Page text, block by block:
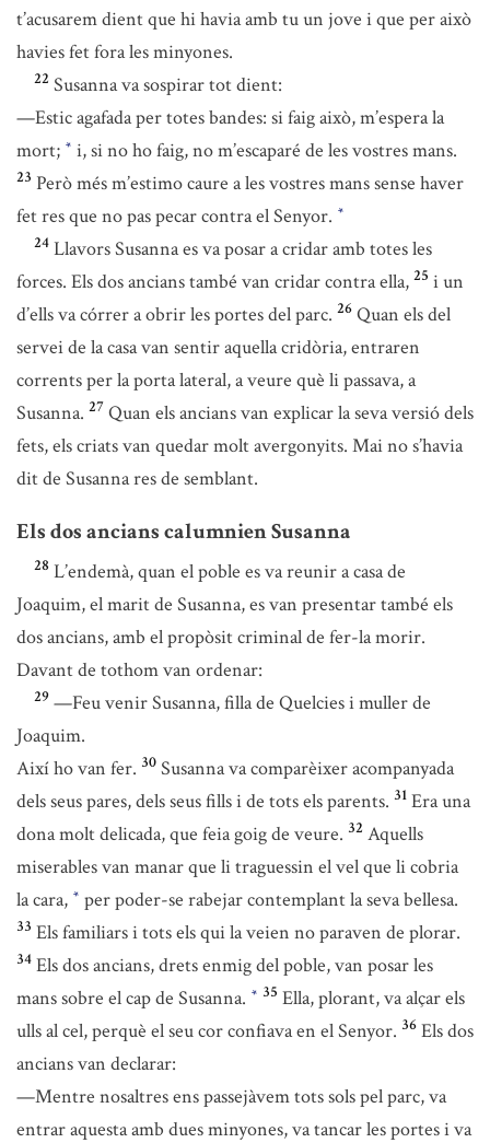
t’acusarem dient que hi havia amb tu un jove i que per això
havies fet fora les minyones.
22 Susanna va sospirar tot dient:
—Estic agafada per totes bandes: si faig això, m’espera la
mort; * i, si no ho faig, no m’escaparé de les vostres mans.
23 Però més m’estimo caure a les vostres mans sense haver
fet res que no pas pecar contra el Senyor. *
24 Llavors Susanna es va posar a cridar amb totes les
forces. Els dos ancians també van cridar contra ella, 25 i un
d’ells va córrer a obrir les portes del parc. 26 Quan els del
servei de la casa van sentir aquella cridòria, entraren
corrents per la porta lateral, a veure què li passava, a
Susanna. 27 Quan els ancians van explicar la seva versió dels
fets, els criats van quedar molt avergonyits. Mai no s’havia
dit de Susanna res de semblant.
Els dos ancians calumnien Susanna
28 L’endemà, quan el poble es va reunir a casa de
Joaquim, el marit de Susanna, es van presentar també els
dos ancians, amb el propòsit criminal de fer-la morir.
Davant de tothom van ordenar:
29 —Feu venir Susanna, filla de Quelcies i muller de
Joaquim.
Així ho van fer. 30 Susanna va comparèixer acompanyada
dels seus pares, dels seus fills i de tots els parents. 31 Era una
dona molt delicada, que feia goig de veure. 32 Aquells
miserables van manar que li traguessin el vel que li cobria
la cara, * per poder-se rabejar contemplant la seva bellesa.
33 Els familiars i tots els qui la veien no paraven de plorar.
34 Els dos ancians, drets enmig del poble, van posar les
mans sobre el cap de Susanna. * 35 Ella, plorant, va alçar els
ulls al cel, perquè el seu cor confiava en el Senyor. 36 Els dos
ancians van declarar:
—Mentre nosaltres ens passejàvem tots sols pel parc, va
entrar aquesta amb dues minyones, va tancar les portes i va